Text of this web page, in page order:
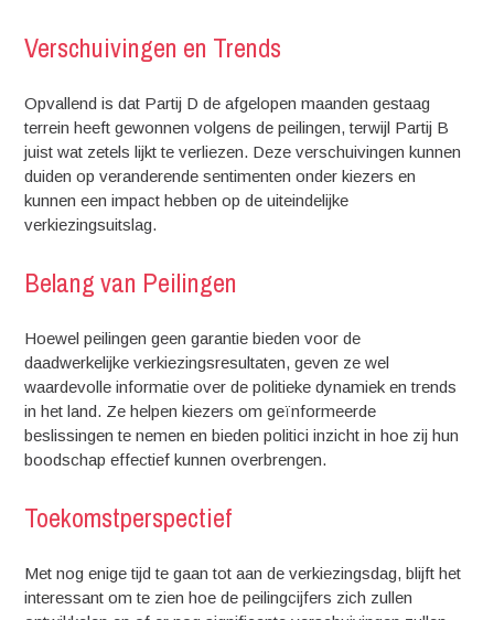
Verschuivingen en Trends
Opvallend is dat Partij D de afgelopen maanden gestaag
terrein heeft gewonnen volgens de peilingen, terwijl Partij B
juist wat zetels lijkt te verliezen. Deze verschuivingen kunnen
duiden op veranderende sentimenten onder kiezers en
kunnen een impact hebben op de uiteindelijke
verkiezingsuitslag.
Belang van Peilingen
Hoewel peilingen geen garantie bieden voor de
daadwerkelijke verkiezingsresultaten, geven ze wel
waardevolle informatie over de politieke dynamiek en trends
in het land. Ze helpen kiezers om geïnformeerde
beslissingen te nemen en bieden politici inzicht in hoe zij hun
boodschap effectief kunnen overbrengen.
Toekomstperspectief
Met nog enige tijd te gaan tot aan de verkiezingsdag, blijft het
interessant om te zien hoe de peilingcijfers zich zullen